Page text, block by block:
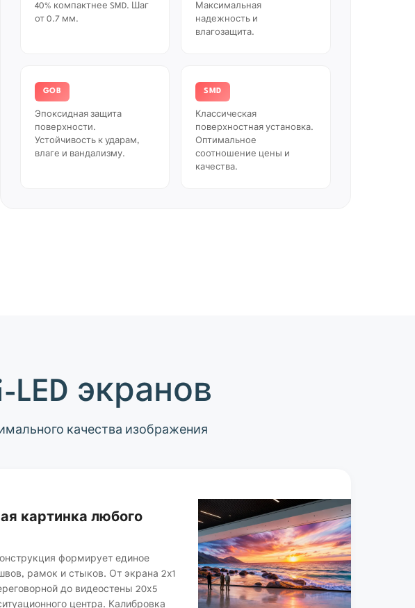
40% компактнее SMD. Шаг
от 0.7 мм.
Максимальная
надежность и
влагозащита.
GOB
Эпоксидная защита
поверхности.
Устойчивость к ударам,
влаге и вандализму.
SMD
Классическая
поверхностная установка.
Оптимальное
соотношение цены и
качества.
экранов
качества изображения
картинка любого
формирует единое
рамок и стыков. От экрана 2х1
до видеостены 20х5
центра. Калибровка